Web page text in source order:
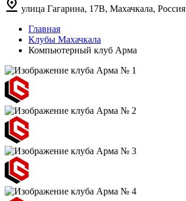
улица Гагарина, 17В, Махачкала, Россия
Главная
Клубы Махачкала
Компьютерный клуб Арма